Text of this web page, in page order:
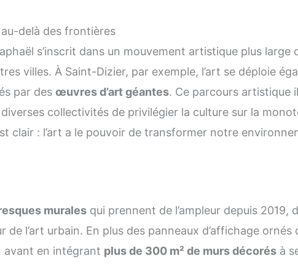
delà des frontières
s’inscrit dans un mouvement artistique plus large
villes. À Saint-Dizier, par exemple, l’art se déploie
par des œuvres d’art géantes. Ce parcours artistique
collectivités de privilégier la culture sur la
clair : l’art a le pouvoir de transformer notre
murales qui prennent de l’ampleur depuis 2019,
de l’art urbain. En plus des panneaux d’affichage ornés
avant en intégrant plus de 300 m² de murs décorés à